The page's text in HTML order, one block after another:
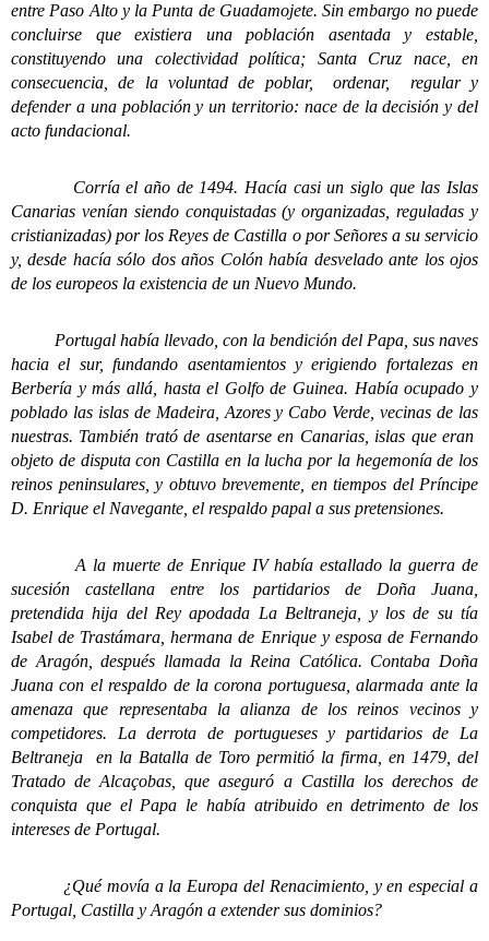
entre Paso Alto y la Punta de Guadamojete. Sin embargo no puede
concluirse que existiera una población asentada y estable,
constituyendo una colectividad política; Santa Cruz nace, en
consecuencia, de la voluntad de poblar, ordenar, regular y
defender a una población y un territorio: nace de la decisión y del
acto fundacional.
Corría el año de 1494. Hacía casi un siglo que las Islas
Canarias venían siendo conquistadas (y organizadas, reguladas y
cristianizadas) por los Reyes de Castilla o por Señores a su servicio
y, desde hacía sólo dos años Colón había desvelado ante los ojos
de los europeos la existencia de un Nuevo Mundo.
Portugal había llevado, con la bendición del Papa, sus naves
hacia el sur, fundando asentamientos y erigiendo fortalezas en
Berbería y más allá, hasta el Golfo de Guinea. Había ocupado y
poblado las islas de Madeira, Azores y Cabo Verde, vecinas de las
nuestras. También trató de asentarse en Canarias, islas que eran
objeto de disputa con Castilla en la lucha por la hegemonía de los
reinos peninsulares, y obtuvo brevemente, en tiempos del Príncipe
D. Enrique el Navegante, el respaldo papal a sus pretensiones.
A la muerte de Enrique IV había estallado la guerra de
sucesión castellana entre los partidarios de Doña Juana,
pretendida hija del Rey apodada La Beltraneja, y los de su tía
Isabel de Trastámara, hermana de Enrique y esposa de Fernando
de Aragón, después llamada la Reina Católica. Contaba Doña
Juana con el respaldo de la corona portuguesa, alarmada ante la
amenaza que representaba la alianza de los reinos vecinos y
competidores. La derrota de portugueses y partidarios de La
Beltraneja en la Batalla de Toro permitió la firma, en 1479, del
Tratado de Alcaçobas, que aseguró a Castilla los derechos de
conquista que el Papa le había atribuido en detrimento de los
intereses de Portugal.
¿Qué movía a la Europa del Renacimiento, y en especial a
Portugal, Castilla y Aragón a extender sus dominios?